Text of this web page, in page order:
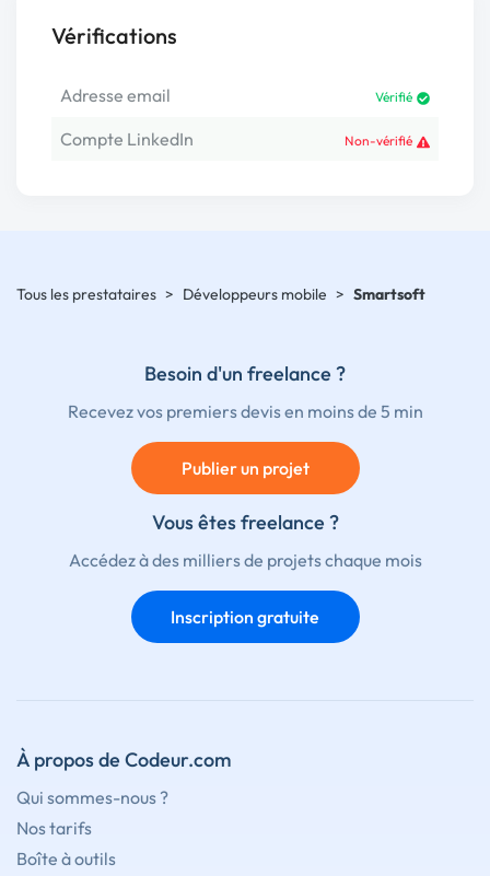
Vérifications
Adresse email Vérifié
Compte LinkedIn Non-vérifié
Tous les prestataires > Développeurs mobile > Smartsoft
Besoin d'un freelance ?
Recevez vos premiers devis en moins de 5 min
Publier un projet
Vous êtes freelance ?
Accédez à des milliers de projets chaque mois
Inscription gratuite
À propos de Codeur.com
Qui sommes-nous ?
Nos tarifs
Boîte à outils